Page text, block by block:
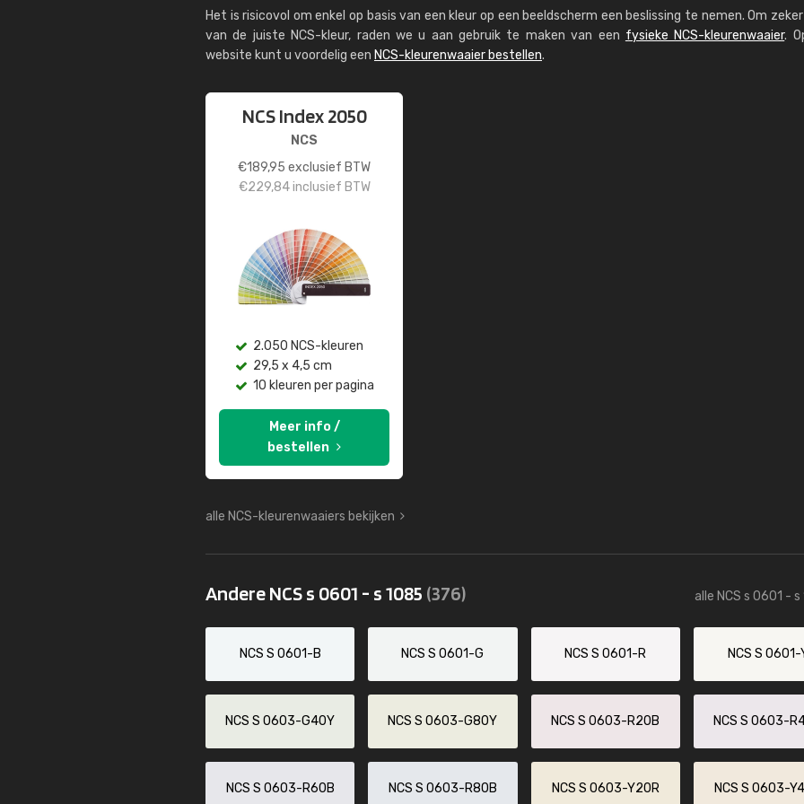
Het is risicovol om enkel op basis van een kleur op een beeldscherm een beslissing te nemen. Om
van de juiste NCS-kleur, raden we u aan gebruik te maken van een fysieke NCS-kleurenwaaier.
website kunt u voordelig een NCS-kleurenwaaier bestellen.
NCS Index 2050
NCS
€189,95 exclusief BTW
€229,84inclusief BTW
2.050 NCS-kleuren
29,5 x 4,5 cm
10 kleuren per pagina
Meer info /
bestellen
alle NCS-kleurenwaaiers bekijken
Andere NCS s 0601 - s 1085 (376) alle NCS s 0601 -
NCS S 0601-B NCS S 0601-G NCS S 0601-R NCS S 0601-
NCS S 0603-G40Y NCS S 0603-G80Y NCS S 0603-R20B NCS S 0603-
NCS S 0603-R60B NCS S 0603-R80B NCS S 0603-Y20R NCS S 0603-